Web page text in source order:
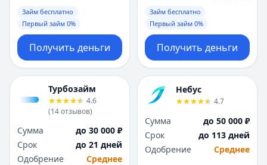
Тверь
Тольятти
Томск
Тула
Тюмень
У
Ульяновск
Хабаровск
Тверь
Тольятти
Томск
Тула
Тюмень
У
Ульяновск
Хабаровск
Займ бесплатно
Первый займ 0%
Получить деньги
Займ бесплатно
Первый займ 0%
Получить деньги
Турбозайм
4.6
(14отзывов)
Сумма
до 30 000 ₽
Срок
до 21 дней
Одобрение
Среднее
Небус
4.7
Сумма
до 50 000 ₽
Срок
до 113 дней
Одобрение
Среднее